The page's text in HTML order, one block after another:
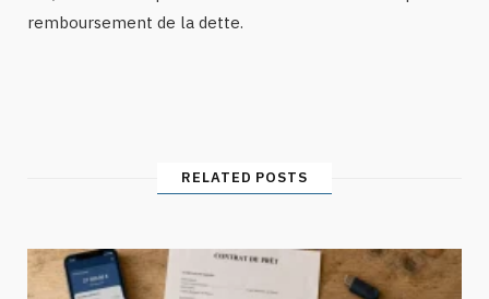
remboursement de la dette.
RELATED POSTS